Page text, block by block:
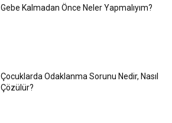
Gebe Kalmadan Önce Neler Yapmalıyım?
Çocuklarda Odaklanma Sorunu Nedir, Nasıl
Çözülür?